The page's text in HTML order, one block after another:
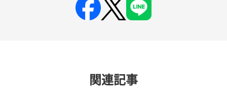
関連記事